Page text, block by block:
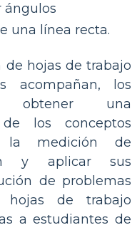
ángulos
una línea recta.
hojas de trabajo
acompañan, los
obtener una
los conceptos
la medición de
y aplicar sus
de problemas
hojas de trabajo
a estudiantes de